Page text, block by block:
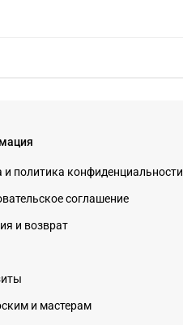
и политика конфиденциальности
соглашение
и возврат
и мастерам